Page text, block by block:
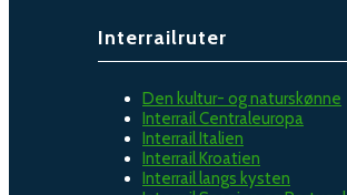
Interrailruter
Den kultur- og naturskønne
Interrail Centraleuropa
Interrail Italien
Interrail Kroatien
Interrail langs kysten